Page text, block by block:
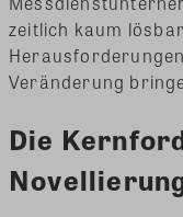
zeitlich kaum
Veränderung
Die